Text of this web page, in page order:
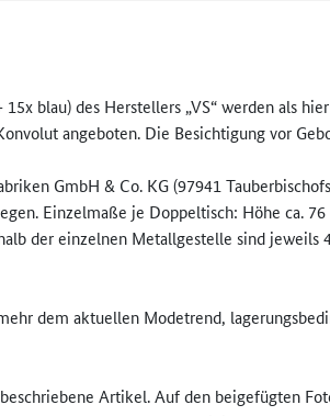
blau) des Herstellers „VS“ werden als
angeboten. Die Besichtigung vor
GmbH & Co. KG (97941
Einzelmaße je Doppeltisch: Höhe ca.
der einzelnen Metallgestelle sind
dem aktuellen Modetrend,
Artikel. Auf den beigefügten